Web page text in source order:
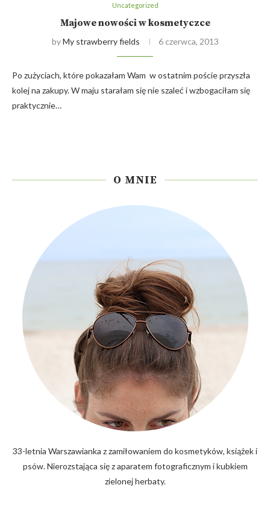
Uncategorized
Majowe nowości w kosmetyczce
byMy strawberry fields 6 czerwca, 2013
Po zużyciach, które pokazałam Wam w ostatnim poście przyszła
kolej na zakupy. W maju starałam się nie szaleć i wzbogaciłam się
praktycznie…
O MNIE
33-letnia Warszawianka z zamiłowaniem do kosmetyków, książek i
psów. Nierozstająca się z aparatem fotograficznym i kubkiem
zielonej herbaty.